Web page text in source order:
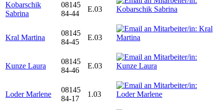
Kobarschik
Sabrina
08145
84-44
E.03
Kral Martina
08145
84-45
E.03
Kunze Laura
08145
84-46
E.03
Loder Marlene
08145
84-17
1.03